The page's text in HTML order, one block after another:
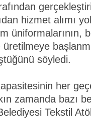
hizmet alımı
üniformalarının,
üretilmeye
söyledi.
her
zamanda bazı
Tekstil